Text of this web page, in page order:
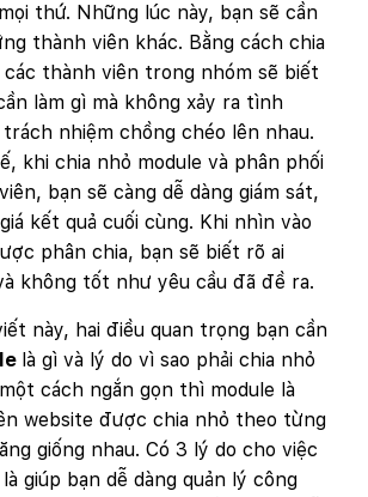
thứ. Những lúc này, bạn sẽ cần
thành viên khác. Bằng cách chia
các thành viên trong nhóm sẽ biết
làm gì mà không xảy ra tình
nhiệm chồng chéo lên nhau.
khi chia nhỏ module và phân phối
bạn sẽ càng dễ dàng giám sát,
kết quả cuối cùng. Khi nhìn vào
phân chia, bạn sẽ biết rõ ai
không tốt như yêu cầu đã đề ra.
này, hai điều quan trọng bạn cần
là gì và lý do vì sao phải chia nhỏ
cách ngắn gọn thì module là
website được chia nhỏ theo từng
giống nhau. Có 3 lý do cho việc
giúp bạn dễ dàng quản lý công